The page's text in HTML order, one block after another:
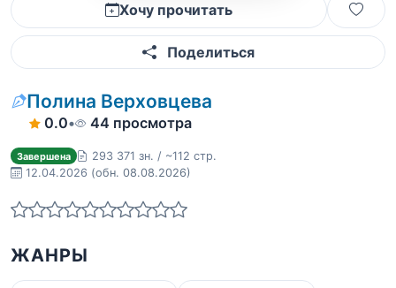
Хочу прочитать
Поделиться
Полина Верховцева
0.0• 44 просмотра
Завершена
293 371 зн. / ~112 стр.
12.04.2026 (обн. 08.08.2026)
ЖАНРЫ